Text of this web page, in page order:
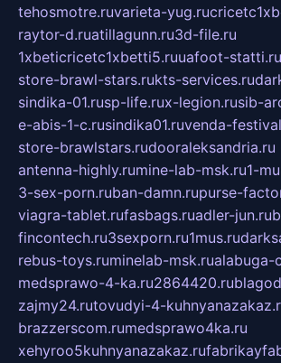
tehosmotre.ruvarieta-yug.ru
raytor-d.ruatillagunn.ru3d-file.ru
1xbeticricetc1xbetti5.ruuafoot-statti.ru
store-brawl-stars.rukts-services.ru
sindika-01.rusp-life.rux-legion.rusib-
e-abis-1-c.rusindika01.ruvenda-
store-brawlstars.rudooraleksandria.ru
antenna-highly.rumine-lab-msk.ru1-
3-sex-porn.ruban-damn.rupurse-
viagra-tablet.rufasbags.ruadler-jun.ru
fincontech.ru3sexporn.ru1mus.ru
rebus-toys.ruminelab-msk.rualabuga-
medsprawo-4-ka.ru2864420.ru
zajmy24.rutovudyi-4-
brazzerscom.rumedsprawo4ka.ru
xehyroo5kuhnyanazakaz.ru